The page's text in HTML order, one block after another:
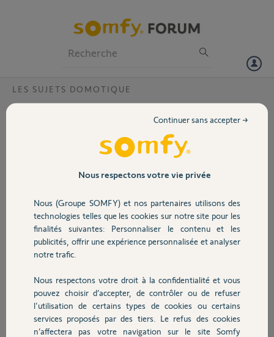
Volet
Sécurité
Domotique
Chauffage
Autres produits
LES SUJETS DOMOTIQUE
changement de messagerie internet,
comment changer ma connection Somfy?
Ma Somfy Box etait enregistrée sur jean.bianchini@orange.fr. J'ai
quitté ce fournisseur depuis longtemps, et il semble qu'ils aient décidé
sur une nouvelle adresse : jc.bianchini@sfr.fr.
Comment faire?
Merci pour une prompte réponse
Cordialement
JC Bianchini
Jean B.
il y a presque 2 ans
Participer au fil de discussion
Nous respectons votre vie privée
Nous (Groupe SOMFY) et nos partenaires utilisons des
technologies telles que les cookies sur notre site pour les
finalités suivantes: Personnaliser le contenu et les
publicités, offrir une expérience personnalisée et analyser
notre trafic.
Nous respectons votre droit à la confidentialité et vous
pouvez choisir d’accepter, de contrôler ou de refuser
l'utilisation de certains types de cookies ou certains
services proposés par des tiers. Le refus des cookies
n’affectera pas votre navigation sur le site Somfy
Continuer sans accepter →